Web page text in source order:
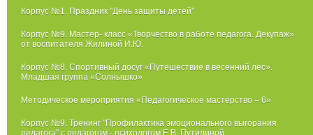
Корпус №1. Праздник "День защиты детей"
Корпус №9. Мастер- класс «Творчество в работе педагога. Декупаж»
от воспитателя Жилиной И.Ю.
Корпус №8. Спортивный досуг «Путешествие в весенний лес».
Младшая группа «Солнышко»
Методическое мероприятия «Педагогическое мастерство – 6»
Корпус №9. Тренинг "Профилактика эмоционального выгорания
педагога" с педагогом - психологом Е.В. Путилиной